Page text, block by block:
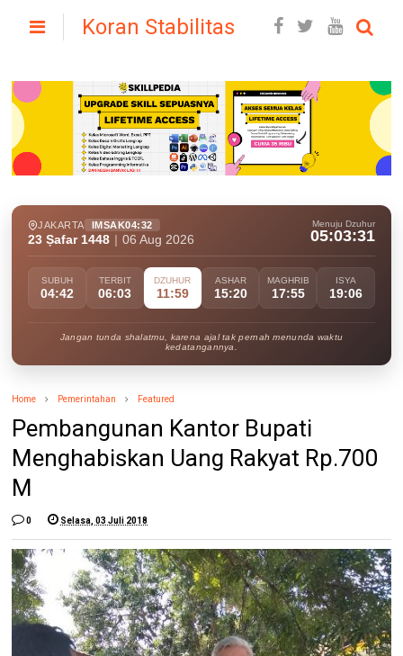
Koran Stabilitas
JAKARTA IMSAK04:32
23 Ṣafar 1448 06 Aug 2026
Menuju Dzuhur
05:03:30
SUBUH
04:42
TERBIT
06:03
DZUHUR
11:59
ASHAR
15:20
MAGHRIB
17:55
ISYA
19:06
Jangan tunda shalatmu, karena ajal tak pernah menunda waktu
kedatangannya.
Home Pemerintahan Featured
Pembangunan Kantor Bupati
Menghabiskan Uang Rakyat Rp.700
M
0 Selasa, 03 Juli 2018